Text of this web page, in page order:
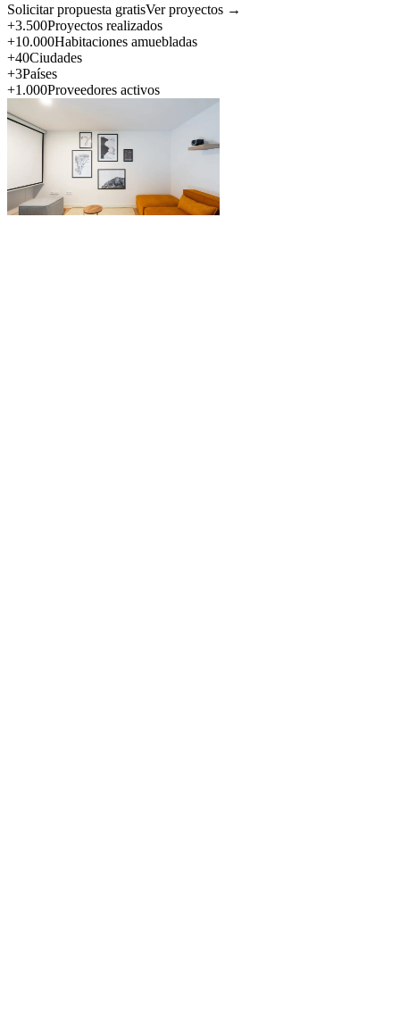
Solicitar propuesta gratisVer proyectos →
+3.500Proyectos realizados
+10.000Habitaciones amuebladas
+40Ciudades
+3Países
+1.000Proveedores activos